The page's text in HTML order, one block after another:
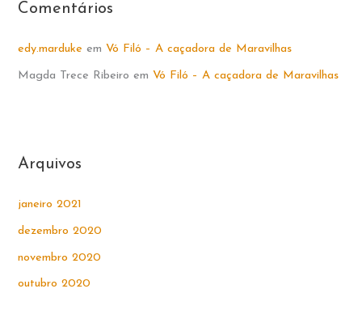
Comentários
edy.marduke em Vó Filó – A caçadora de Maravilhas
Magda Trece Ribeiro em Vó Filó – A caçadora de Maravilhas
Arquivos
janeiro 2021
dezembro 2020
novembro 2020
outubro 2020